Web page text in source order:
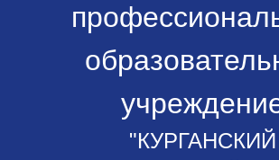
"КУРГАНСКИЙ